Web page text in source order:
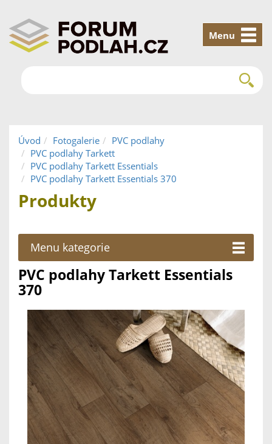
Menu
Úvod Fotogalerie
PVC podlahy
PVC podlahy Tarkett
PVC podlahy Tarkett Essentials
PVC podlahy Tarkett Essentials 370
Produkty
Menu kategorie
PVC podlahy Tarkett Essentials
370